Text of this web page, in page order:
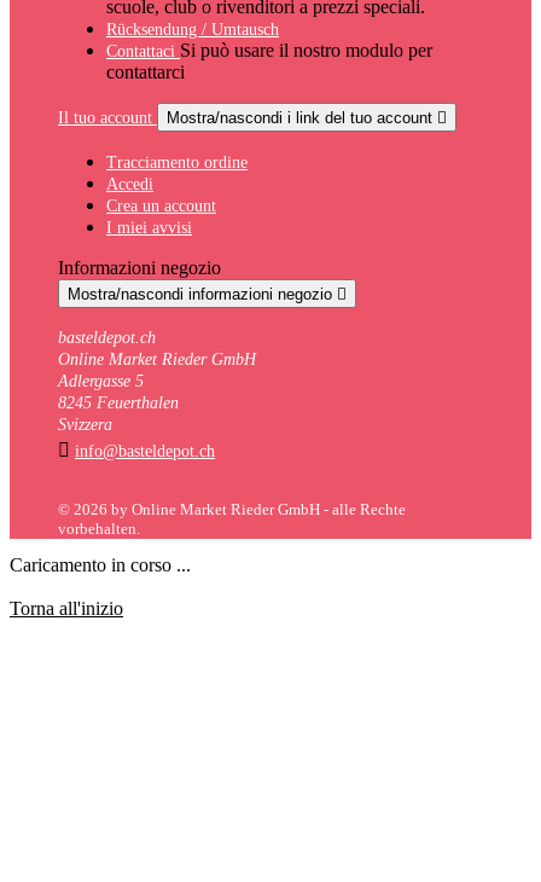
scuole, club o rivenditori a prezzi speciali.
Rücksendung / Umtausch
Contattaci Si può usare il nostro modulo per
contattarci
Il tuo account Mostra/nascondi i link del tuo account 
Tracciamento ordine
Accedi
Crea un account
I miei avvisi
Informazioni negozio
Mostra/nascondi informazioni negozio 
basteldepot.ch
Online Market Rieder GmbH
Adlergasse 5
8245 Feuerthalen
Svizzera
 info@basteldepot.ch
© 2026 by Online Market Rieder GmbH - alle Rechte
vorbehalten.
Caricamento in corso ...
Torna all'inizio